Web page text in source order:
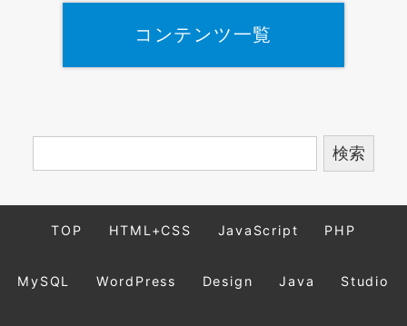
コンテンツ一覧
TOP HTML+CSS JavaScript PHP
MySQL WordPress Design Java Studio